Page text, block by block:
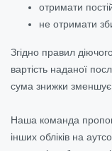
отримати
не отримати
Згідно правил
вартість наданої
сума знижки зменшує
Наша команда
інших обліків на